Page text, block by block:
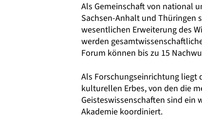
Als Gemeinschaft von national
Sachsen-Anhalt und Thüringen
wesentlichen Erweiterung des
werden
Forum können bis zu 15
Als Forschungseinrichtung
kulturellen Erbes, von den die
Geisteswissenschaften sind ein
Akademie koordiniert.